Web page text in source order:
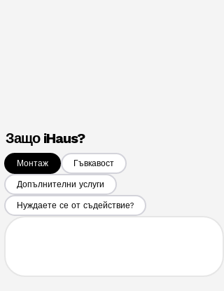
Защо iHaus?
Монтаж Гъвкавост
Допълнителни услуги
Нуждаете се от съдействие?